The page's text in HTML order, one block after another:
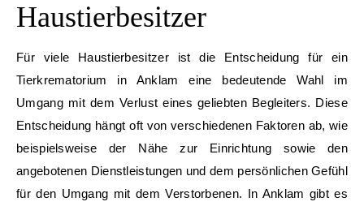
Haustierbesitzer
Für viele Haustierbesitzer ist die Entscheidung für ein
Tierkrematorium in Anklam eine bedeutende Wahl im
Umgang mit dem Verlust eines geliebten Begleiters. Diese
Entscheidung hängt oft von verschiedenen Faktoren ab, wie
beispielsweise der Nähe zur Einrichtung sowie den
angebotenen Dienstleistungen und dem persönlichen Gefühl
für den Umgang mit dem Verstorbenen. In Anklam gibt es